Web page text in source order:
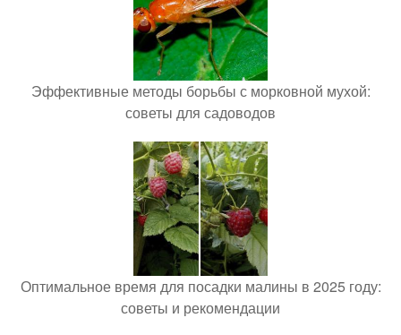
Эффективные методы борьбы с морковной мухой:
советы для садоводов
Оптимальное время для посадки малины в 2025 году:
советы и рекомендации